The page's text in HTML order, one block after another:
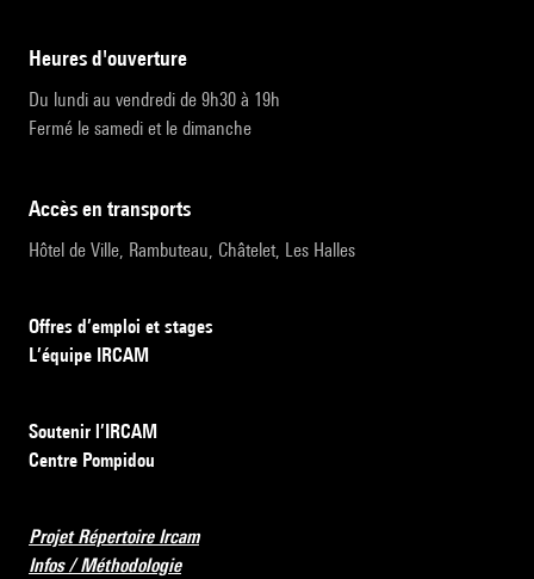
heures d'ouverture
Du lundi au vendredi de 9h30 à 19h
Fermé le samedi et le dimanche
accès en transports
Hôtel de Ville, Rambuteau, Châtelet, Les Halles
Offres d’emploi et stages
L’équipe IRCAM
Soutenir l’IRCAM
Centre Pompidou
Projet Répertoire Ircam
Infos / Méthodologie